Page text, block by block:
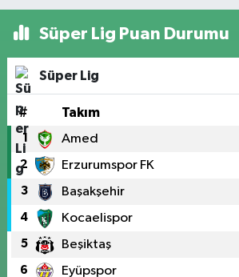
Süper Lig Puan Durumu
Süper Lig
# Takım
1 Amed
2 Erzurumspor FK
3 Başakşehir
4 Kocaelispor
5 Beşiktaş
6 Eyüpspor